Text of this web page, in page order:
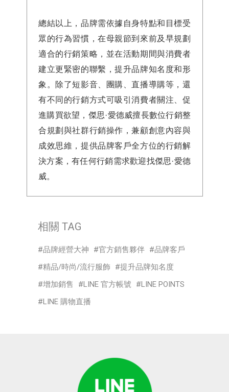
總結以上，品牌需依據自身特點和目標受
眾的行為習慣，在母親節到來前及早規劃
適合的行銷策略，並在活動期間與消費者
建立更緊密的聯繫，提升品牌知名度和形
象。除了短影音、團購、直播導購等，還
有不同的行銷方式可吸引消費者關注、促
進購買欲望，傑思·愛德威擅長數位行銷整
合規劃與社群行銷操作，兼顧創意內容與
成效思維，提供品牌客戶全方位的行銷解
決方案，有任何行銷需求歡迎找傑思·愛德
威。
相關 TAG
品牌經營大神 官方銷售夥伴
品牌客戶
精品/時尚/流行服飾
提升品牌知名度
增加銷售
LINE 官方帳號
LINE POINTS
LINE 購物直播